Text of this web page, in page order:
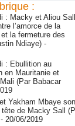
:
: Macky et Aliou Sall
l’amorce de la
la fermeture des
Ndiaye) -
: Ebullition au
en Mauritanie et
(Par Babacar
Yakham Mbaye
tête de Macky Sall
- 20/06/2019